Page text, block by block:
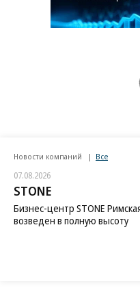
Новости компаний Все
07.08.2026
STONE
Бизнес-центр STONE
возведен в полную высоту